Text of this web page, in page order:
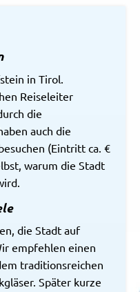
in Tirol.
Reiseleiter
die
auch die
(Eintritt ca. €
warum die Stadt
die Stadt auf
empfehlen einen
traditionsreichen
Später kurze